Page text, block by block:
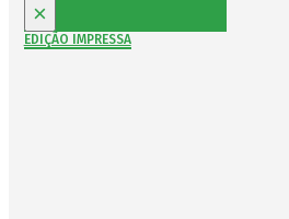
×
EDIÇÃO IMPRESSA